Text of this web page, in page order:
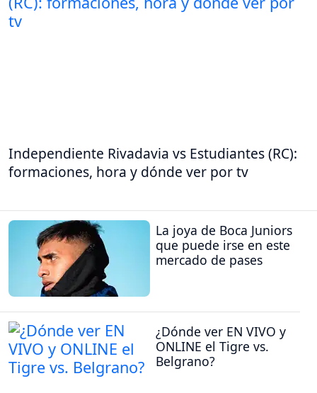
Independiente Rivadavia vs Estudiantes (RC):
formaciones, hora y dónde ver por tv
La joya de Boca Juniors
que puede irse en este
mercado de pases
¿Dónde ver EN VIVO y
ONLINE el Tigre vs.
Belgrano?